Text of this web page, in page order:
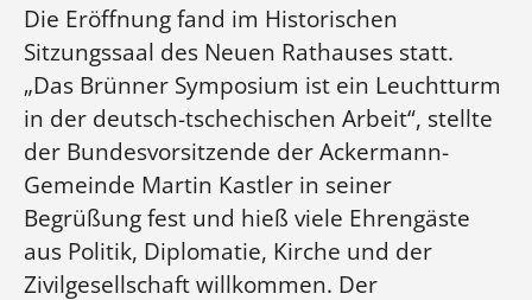
Die Eröffnung fand im Historischen
Sitzungssaal des Neuen Rathauses statt.
„Das Brünner Symposium ist ein Leuchtturm
in der deutsch-tschechischen Arbeit“, stellte
der Bundesvorsitzende der Ackermann-
Gemeinde Martin Kastler in seiner
Begrüßung fest und hieß viele Ehrengäste
aus Politik, Diplomatie, Kirche und der
Zivilgesellschaft willkommen. Der